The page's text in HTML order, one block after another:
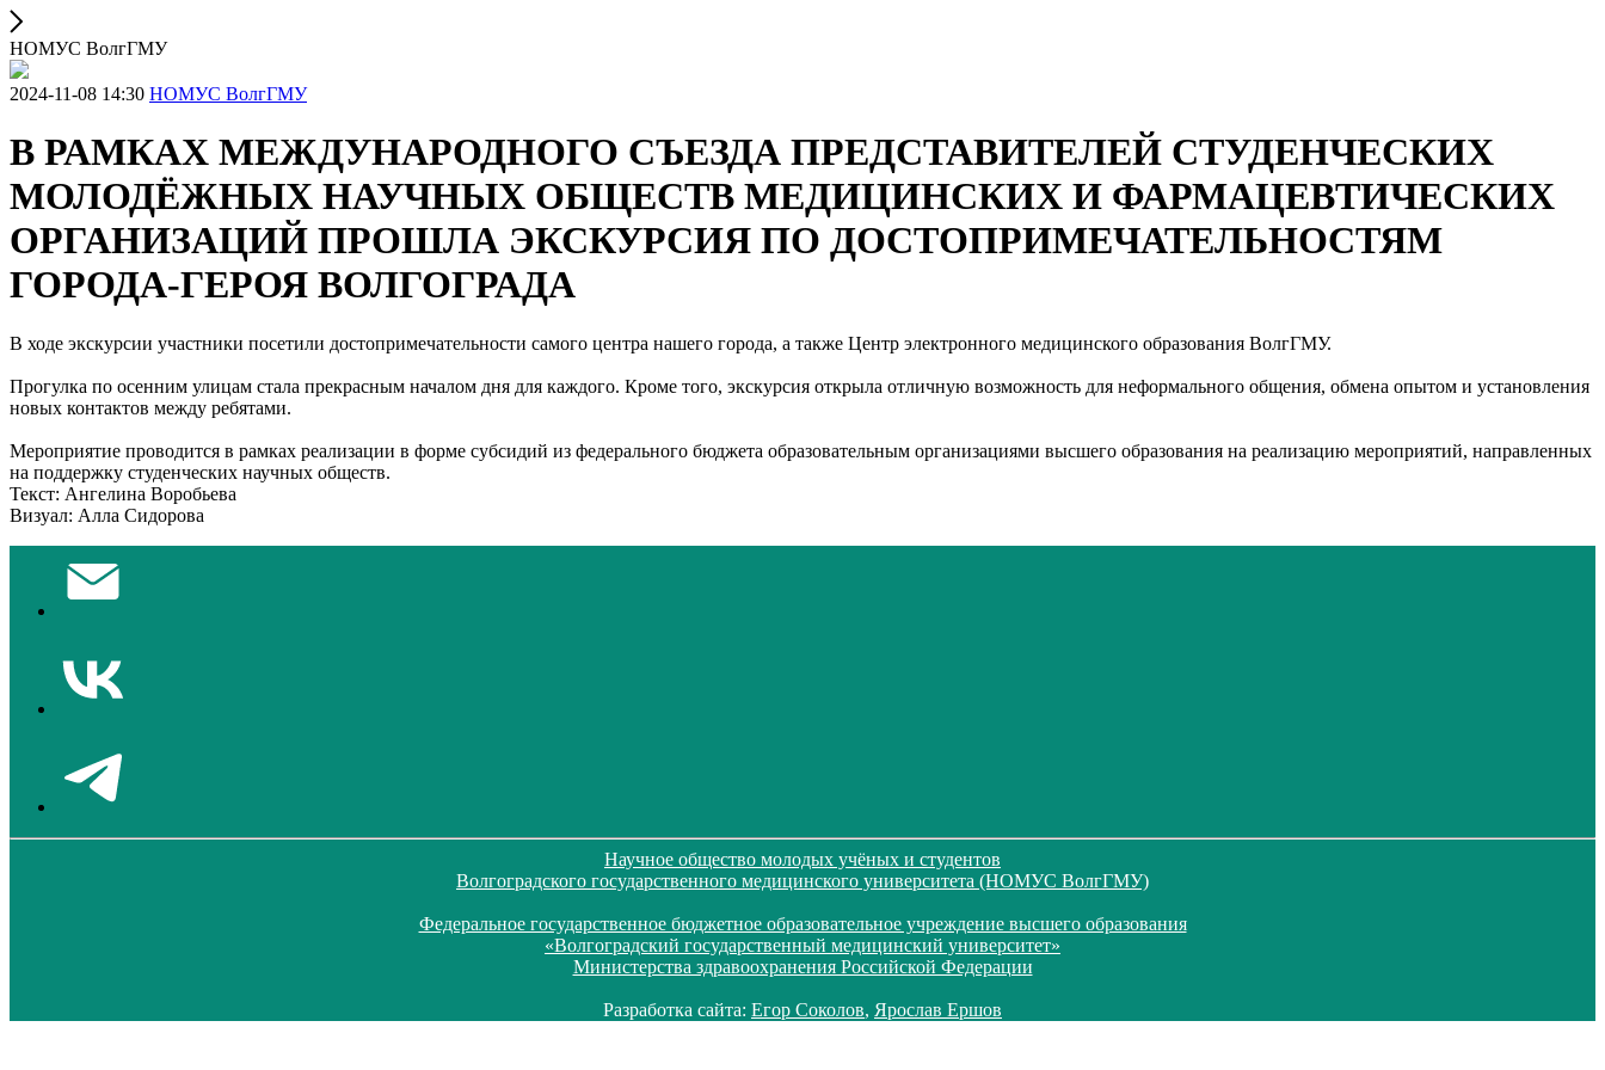
НОМУС ВолгГМУ
2024-11-08 14:30 НОМУС ВолгГМУ
В РАМКАХ МЕЖДУНАРОДНОГО СЪЕЗДА ПРЕДСТАВИТЕЛЕЙ СТУДЕНЧЕСКИХ
МОЛОДЁЖНЫХ НАУЧНЫХ ОБЩЕСТВ МЕДИЦИНСКИХ И ФАРМАЦЕВТИЧЕСКИХ
ОРГАНИЗАЦИЙ ПРОШЛА ЭКСКУРСИЯ ПО ДОСТОПРИМЕЧАТЕЛЬНОСТЯМ
ГОРОДА-ГЕРОЯ ВОЛГОГРАДА
В ходе экскурсии участники посетили достопримечательности самого центра нашего города, а также Центр электронного медицинского образования ВолгГМУ.
Прогулка по осенним улицам стала прекрасным началом дня для каждого. Кроме того, экскурсия открыла отличную возможность для неформального общения, обмена опытом и установления
новых контактов между ребятами.
Мероприятие проводится в рамках реализации в форме субсидий из федерального бюджета образовательным организациями высшего образования на реализацию мероприятий, направленных
на поддержку студенческих научных обществ.
Текст: Ангелина Воробьева
Визуал: Алла Сидорова
Научное общество молодых учёных и студентов
Волгоградского государственного медицинского университета (НОМУС ВолгГМУ)
Федеральное государственное бюджетное образовательное учреждение высшего образования
«Волгоградский государственный медицинский университет»
Министерства здравоохранения Российской Федерации
Разработка сайта: Егор Соколов, Ярослав Ершов